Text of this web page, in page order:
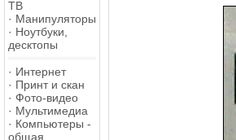
ТВ
· Манипуляторы
· Ноутбуки,
десктопы
· Интернет
· Принт и скан
· Фото-видео
· Мультимедиа
· Компьютеры -
общая